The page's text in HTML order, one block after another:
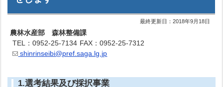
最終更新日：2018年9月18日
農林水産部 森林整備課
TEL：0952-25-7134 FAX：0952-25-7312
shinrinseibi@pref.saga.lg.jp
1.選考結果及び採択事業